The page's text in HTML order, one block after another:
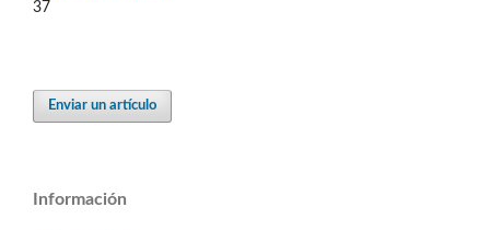
37
Enviar un artículo
Información